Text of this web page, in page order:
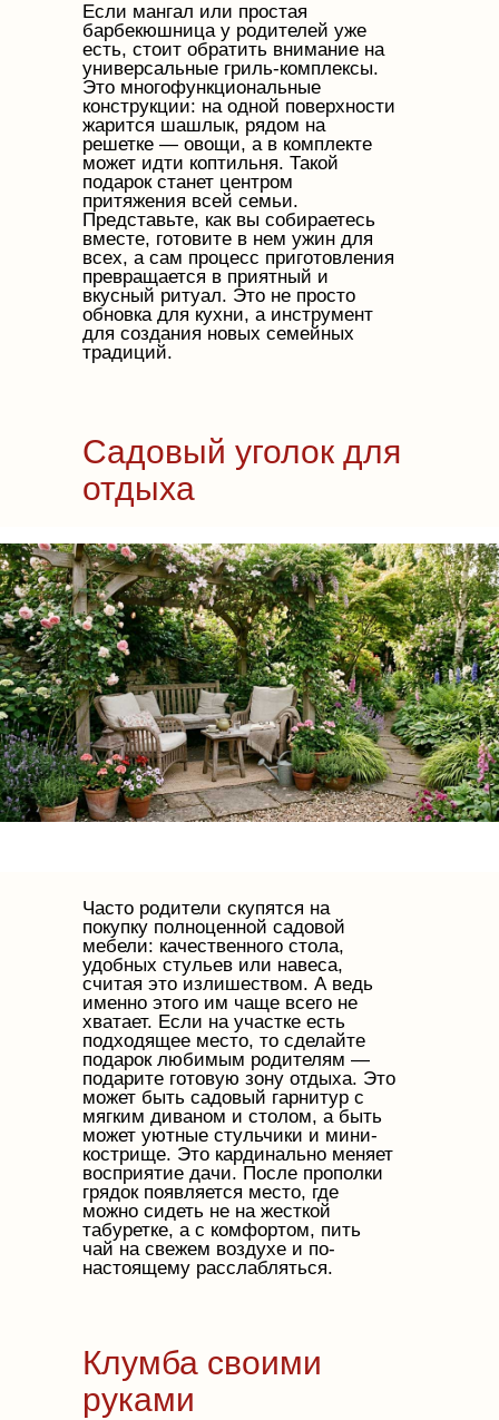
Если мангал или простая
барбекюшница у родителей уже
есть, стоит обратить внимание на
универсальные гриль-комплексы.
Это многофункциональные
конструкции: на одной поверхности
жарится шашлык, рядом на
решетке — овощи, а в комплекте
может идти коптильня. Такой
подарок станет центром
притяжения всей семьи.
Представьте, как вы собираетесь
вместе, готовите в нем ужин для
всех, а сам процесс приготовления
превращается в приятный и
вкусный ритуал. Это не просто
обновка для кухни, а инструмент
для создания новых семейных
традиций.
Садовый уголок для
отдыха
Часто родители скупятся на
покупку полноценной садовой
мебели: качественного стола,
удобных стульев или навеса,
считая это излишеством. А ведь
именно этого им чаще всего не
хватает. Если на участке есть
подходящее место, то сделайте
подарок любимым родителям —
подарите готовую зону отдыха. Это
может быть садовый гарнитур с
мягким диваном и столом, а быть
может уютные стульчики и мини-
кострище. Это кардинально меняет
восприятие дачи. После прополки
грядок появляется место, где
можно сидеть не на жесткой
табуретке, а с комфортом, пить
чай на свежем воздухе и по-
настоящему расслабляться.
Клумба своими
руками